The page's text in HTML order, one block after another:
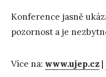
Konference jasně
pozornost a je
Více na: www.ujep.cz |